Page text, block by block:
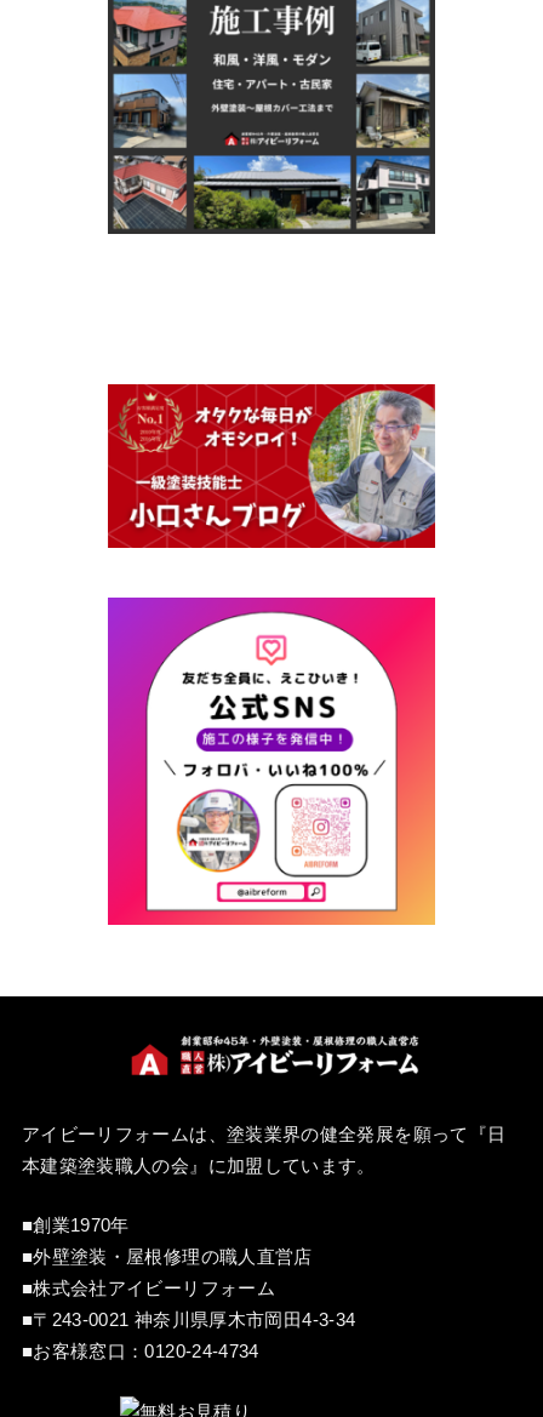
アイビーリフォームは、塗装業界の健全発展を願って『 日
本建築塗装職人の会 』に加盟しています。
■創業1970年
■外壁塗装・屋根修理の職人直営店
■株式会社アイビーリフォーム
■〒243-0021 神奈川県厚木市岡田4-3-34
■お客様窓口：0120-24-4734